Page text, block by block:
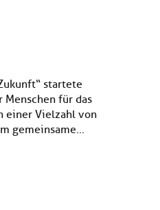
startete
Menschen für das
einer Vielzahl von
gemeinsame...